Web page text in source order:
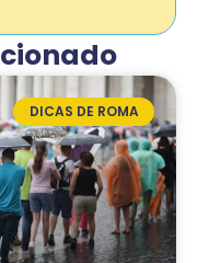
DICAS DE ROMA